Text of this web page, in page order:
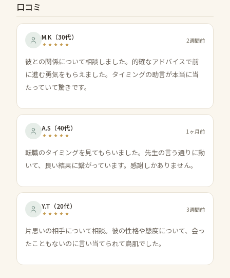
口コミ
M.K （30代） 2週間前
彼との関係について相談しました。的確なアドバイスで前
に進む勇気をもらえました。タイミングの助言が本当に当
たっていて驚きです。
A.S （40代） 1ヶ月前
転職のタイミングを見てもらいました。先生の言う通りに動
いて、良い結果に繋がっています。感謝しかありません。
Y.T （20代） 3週間前
片思いの相手について相談。彼の性格や態度について、会っ
たこともないのに言い当てられて鳥肌でした。